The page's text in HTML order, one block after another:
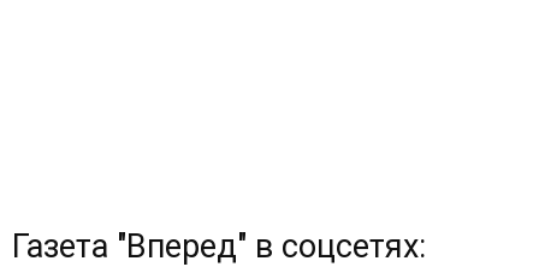
Газета "Вперед" в соцсетях: